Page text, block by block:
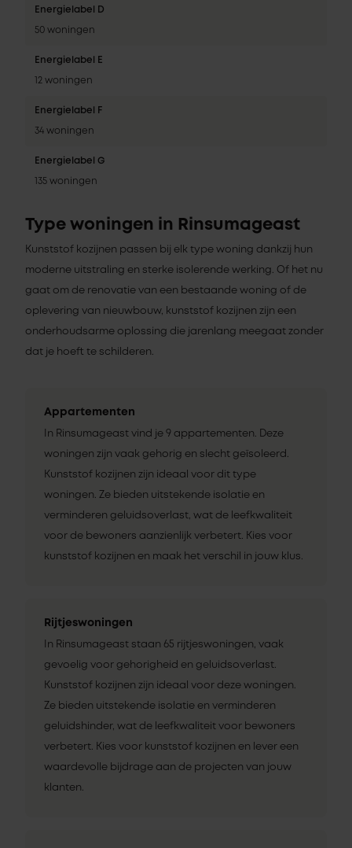
Energielabel D
50 woningen
Energielabel E
12 woningen
Energielabel F
34 woningen
Energielabel G
135 woningen
Type woningen in Rinsumageast
Kunststof kozijnen passen bij elk type woning dankzij hun
moderne uitstraling en sterke isolerende werking. Of het nu
gaat om de renovatie van een bestaande woning of de
oplevering van nieuwbouw, kunststof kozijnen zijn een
onderhoudsarme oplossing die jarenlang meegaat zonder
dat je hoeft te schilderen.
Appartementen
In Rinsumageast vind je 9 appartementen. Deze
woningen zijn vaak gehorig en slecht geïsoleerd.
Kunststof kozijnen zijn ideaal voor dit type
woningen. Ze bieden uitstekende isolatie en
verminderen geluidsoverlast, wat de leefkwaliteit
voor de bewoners aanzienlijk verbetert. Kies voor
kunststof kozijnen en maak het verschil in jouw klus.
Rijtjeswoningen
In Rinsumageast staan 65 rijtjeswoningen, vaak
gevoelig voor gehorigheid en geluidsoverlast.
Kunststof kozijnen zijn ideaal voor deze woningen.
Ze bieden uitstekende isolatie en verminderen
geluidshinder, wat de leefkwaliteit voor bewoners
verbetert. Kies voor kunststof kozijnen en lever een
waardevolle bijdrage aan de projecten van jouw
klanten.